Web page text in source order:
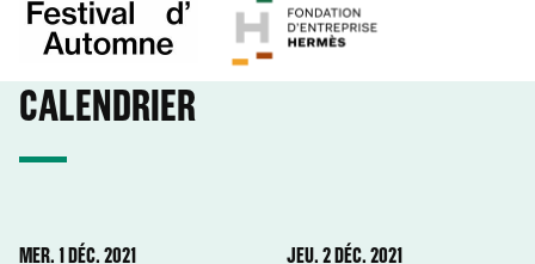
CALENDRIER
MER. 1 DÉC. 2021 JEU. 2 DÉC. 2021